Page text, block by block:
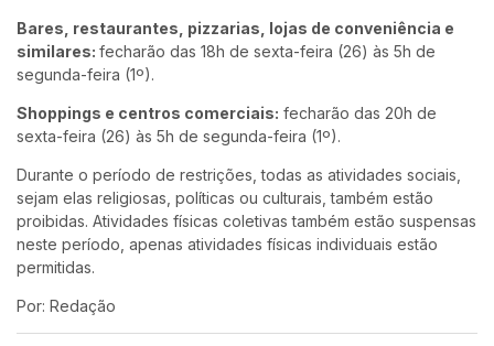
Bares, restaurantes, pizzarias, lojas de conveniência e
similares: fecharão das 18h de sexta-feira (26) às 5h de
segunda-feira (1º).
Shoppings e centros comerciais: fecharão das 20h de
sexta-feira (26) às 5h de segunda-feira (1º).
Durante o período de restrições, todas as atividades sociais,
sejam elas religiosas, políticas ou culturais, também estão
proibidas. Atividades físicas coletivas também estão suspensas
neste período, apenas atividades físicas individuais estão
permitidas.
Por: Redação